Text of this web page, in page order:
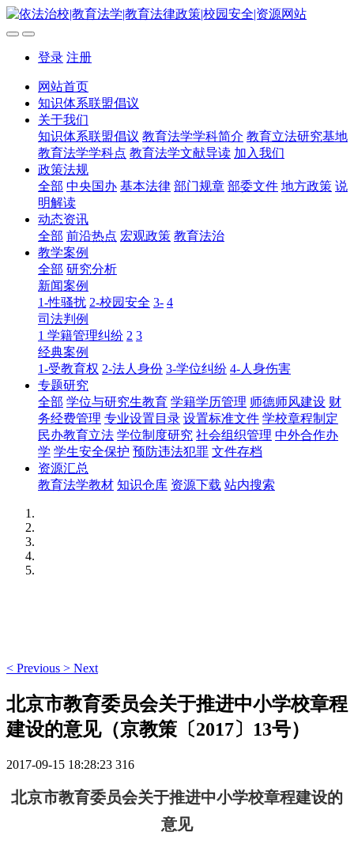
登录 注册
网站首页
知识体系联盟倡议
关于我们
知识体系联盟倡议 教育法学学科简介 教育立法研究基地
教育法学学科点 教育法学文献导读 加入我们
政策法规
全部 中央国办 基本法律 部门规章 部委文件 地方政策 说
明解读
动态资讯
全部 前沿热点 宏观政策 教育法治
教学案例
全部 研究分析
新闻案例
1-性骚扰 2-校园安全 3- 4
司法判例
1 学籍管理纠纷 2 3
经典案例
1-受教育权 2-法人身份 3-学位纠纷 4-人身伤害
专题研究
全部 学位与研究生教育 学籍学历管理 师德师风建设 财
务经费管理 专业设置目录 设置标准文件 学校章程制定
民办教育立法 学位制度研究 社会组织管理 中外合作办
学 学生安全保护 预防违法犯罪 文件存档
资源汇总
教育法学教材 知识仓库 资源下载 站内搜索
< Previous > Next
北京市教育委员会关于推进中小学校章程
建设的意见（京教策〔2017〕13号）
2017-09-15 18:28:23 316
北京市教育委员会关于推进中小学校章程建设的
意见